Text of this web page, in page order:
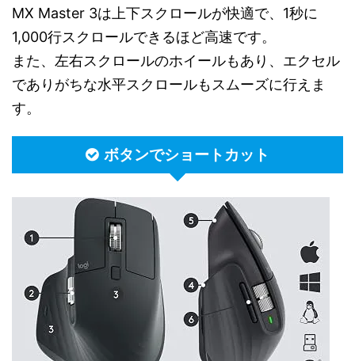
MX Master 3は上下スクロールが快適で、1秒に
1,000行スクロールできるほど高速です。
また、左右スクロールのホイールもあり、エクセル
でありがちな水平スクロールもスムーズに行えま
す。
ボタンでショートカット